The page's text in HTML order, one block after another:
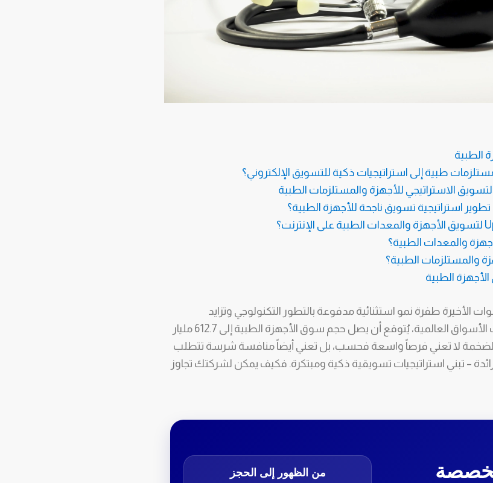
الطبية
طبية إلى استراتيجيات ذكية للتسويق الإلكتروني؟
استراتيجية تسويق ناجحة للأجهزة الطبية؟
والمعدات الطبية؟
والمستلزمات الطبية؟
الطبية
طفرة نمو استثنائية مدفوعة بالتطور التكنولوجي وتزايد
الاستثمارات الصحية. ووفقاً لتقديرات الأسواق العالمية، يُتوقع أن يصل حجم سوق الأجهزة الطبية إلى 612.7 مليار
2025. هذه الأرقام الضخمة لا تعني فرصاً واسعة فحسب، بل تعني أيضاً منافسة شرسة تتطلب
– تبني استراتيجيات تسويقية ذكية ومبتكرة. فكيف يمكن لشركتك تجاوز
من الظهور إلى الحجز